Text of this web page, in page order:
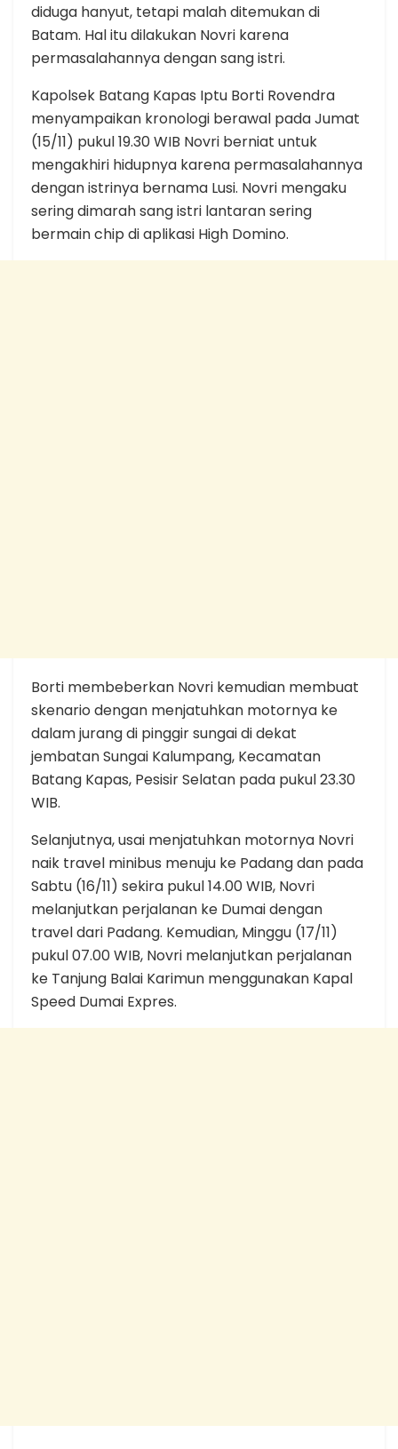
diduga hanyut, tetapi malah ditemukan di
Batam. Hal itu dilakukan Novri karena
permasalahannya dengan sang istri.
Kapolsek Batang Kapas Iptu Borti Rovendra
menyampaikan kronologi berawal pada Jumat
(15/11) pukul 19.30 WIB Novri berniat untuk
mengakhiri hidupnya karena permasalahannya
dengan istrinya bernama Lusi. Novri mengaku
sering dimarah sang istri lantaran sering
bermain chip di aplikasi High Domino.
Borti membeberkan Novri kemudian membuat
skenario dengan menjatuhkan motornya ke
dalam jurang di pinggir sungai di dekat
jembatan Sungai Kalumpang, Kecamatan
Batang Kapas, Pesisir Selatan pada pukul 23.30
WIB.
Selanjutnya, usai menjatuhkan motornya Novri
naik travel minibus menuju ke Padang dan pada
Sabtu (16/11) sekira pukul 14.00 WIB, Novri
melanjutkan perjalanan ke Dumai dengan
travel dari Padang. Kemudian, Minggu (17/11)
pukul 07.00 WIB, Novri melanjutkan perjalanan
ke Tanjung Balai Karimun menggunakan Kapal
Speed Dumai Expres.